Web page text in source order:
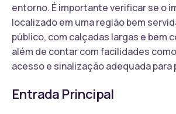
entorno. É importante verificar se o
localizado em uma região bem
público, com calçadas largas e bem
além de contar com facilidades
acesso e sinalização adequada
Entrada Principal